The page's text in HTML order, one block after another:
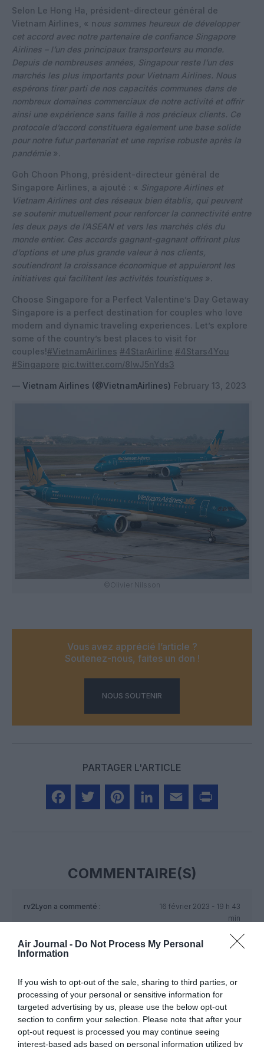
Air Journal - Do Not Process My Personal
Information
If you wish to opt-out of the sale, sharing to third parties, or
processing of your personal or sensitive information for
targeted advertising by us, please use the below opt-out
section to confirm your selection. Please note that after your
opt-out request is processed you may continue seeing
interest-based ads based on personal information utilized by
Selon Le Hong Ha, président-directeur général de
Vietnam Airlines, « n ous sommes heureux de développer
cet accord avec notre partenaire de confiance Singapore
Airlines – l’un des principaux transporteurs au monde.
Depuis de nombreuses années, Singapour reste l’un des
marchés les plus importants pour Vietnam Airlines. Nous
espérons tirer parti de nos capacités communes dans de
nombreux domaines commerciaux de notre activité et offrir
ainsi une expérience sans faille à nos précieux clients. Ce
protocole d’accord constituera également une base solide
pour notre futur partenariat et une reprise robuste après la
pandémie ».
Goh Choon Phong, président-directeur général de
Singapore Airlines, a ajouté : « Singapore Airlines et
Vietnam Airlines ont des réseaux bien établis, qui peuvent
se soutenir mutuellement pour renforcer la connectivité entre
les deux pays de l’ASEAN et vers les marchés clés du
monde entier. Ces accords gagnant-gagnant offriront plus
d’options et une plus grande valeur à nos clients,
soutiendront la croissance économique et appuieront les
initiatives qui facilitent les activités touristiques ».
Choose Singapore for a Perfect Valentine’s Day Getaway
Singapore is a perfect destination for couples who love
modern and dynamic traveling experiences. Let’s explore
some of the country’s best places to visit for
couples!#VietnamAirlines #4StarAirline #4Stars4You
#Singapore pic.twitter.com/8IwJ5nYds3
— Vietnam Airlines (@VietnamAirlines) February 13, 2023
©Olivier Nilsson
Vous avez apprécié l’article ?
Soutenez-nous, faites un don !
NOUS SOUTENIR
PARTAGER L'ARTICLE
COMMENTAIRE(S)
rv2Lyon a commenté :
16 février 2023 - 19 h 43
min
Après Alitalia qui va certainement quitter Skyteam quand
Lufthansa aura pris les rennes de la compagnie Italienne,
Alliance aussi d’ici quelques années.
RÉPONDRE